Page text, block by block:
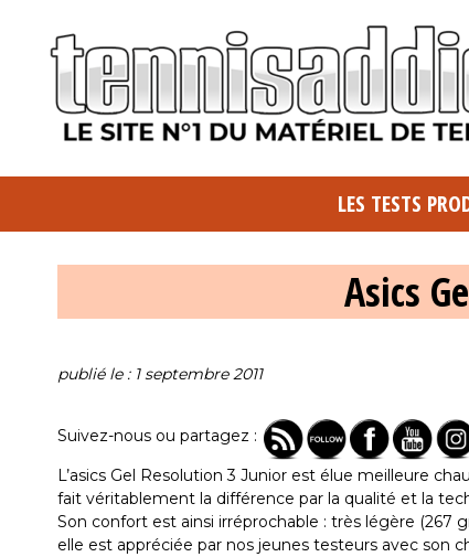
LES TESTS
Asics
publié le : 1 septembre 2011
Suivez-nous ou partagez :
L’asics Gel Resolution 3 Junior est élue meilleure
fait véritablement la différence par la qualité et la
Son confort est ainsi irréprochable : très légère (267
elle est appréciée par nos jeunes testeurs avec son